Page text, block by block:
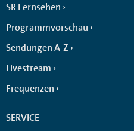
SR Fernsehen
Programmvorschau
Sendungen A-Z
Livestream
Frequenzen
SERVICE